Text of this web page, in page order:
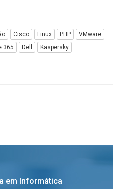
Cisco Linux PHP
VMware
365 Dell
Kaspersky
em Informática